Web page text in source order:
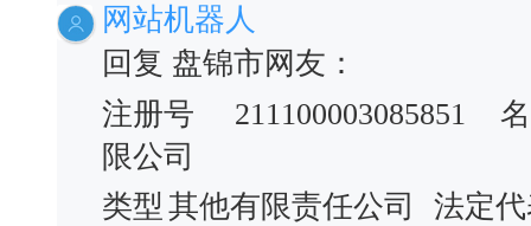
网站机器人
回复 盘锦市网友：
注册号
211100003085851
限公司
类型 其他有限责任公司
法定